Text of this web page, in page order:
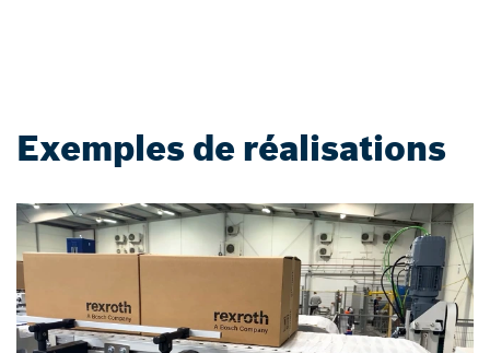
Exemples de réalisations